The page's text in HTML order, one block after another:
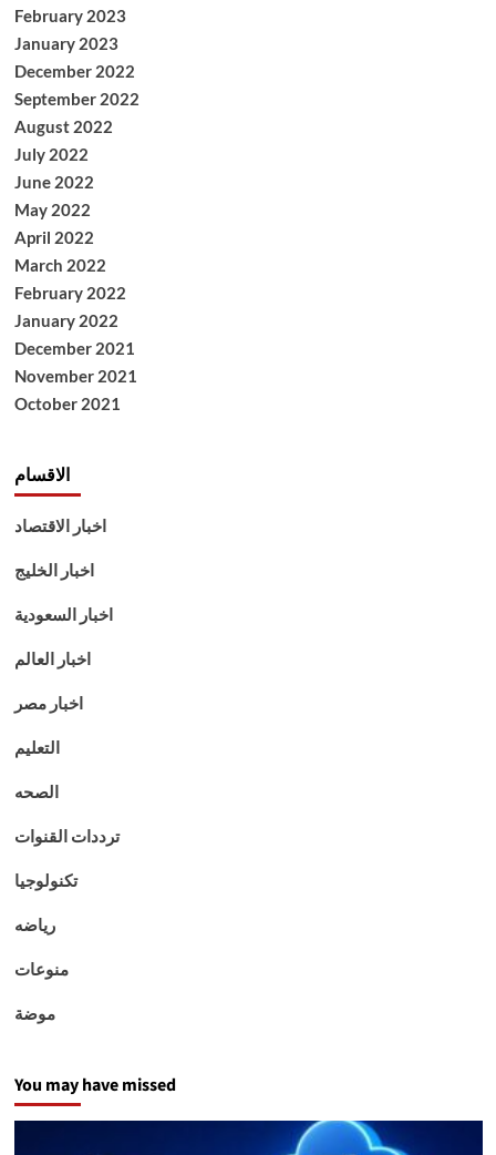
February 2023
January 2023
December 2022
September 2022
August 2022
July 2022
June 2022
May 2022
April 2022
March 2022
February 2022
January 2022
December 2021
November 2021
October 2021
الاقسام
اخبار الاقتصاد
اخبار الخليج
اخبار السعودية
اخبار العالم
اخبار مصر
التعليم
الصحه
ترددات القنوات
تكنولوجيا
رياضه
منوعات
موضة
You may have missed